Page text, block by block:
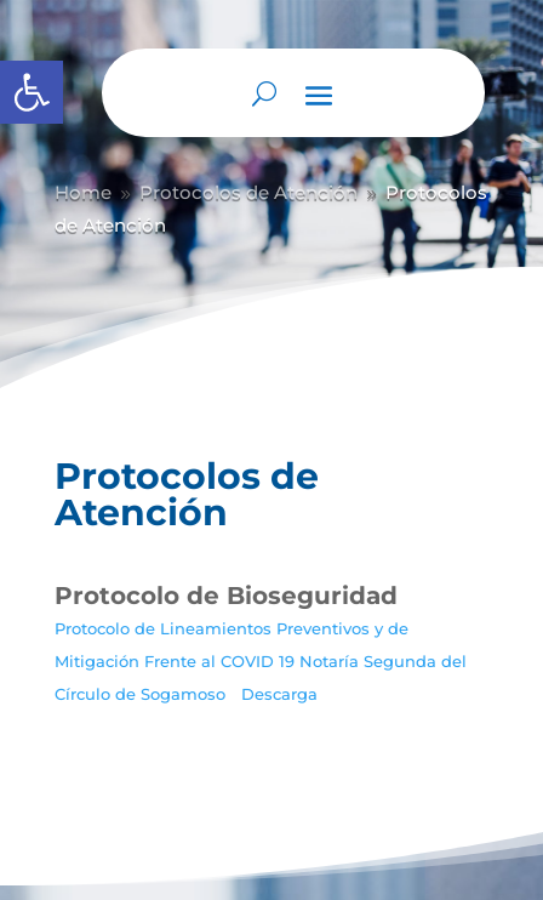
Abrir barra de herramientas
Home 9 Protocolos de Atención 9 Protocolos
de Atención
Protocolos de
Atención
Protocolo de Bioseguridad
Protocolo de Lineamientos Preventivos y de
Mitigación Frente al COVID 19 Notaría Segunda del
Círculo de Sogamoso
Descarga